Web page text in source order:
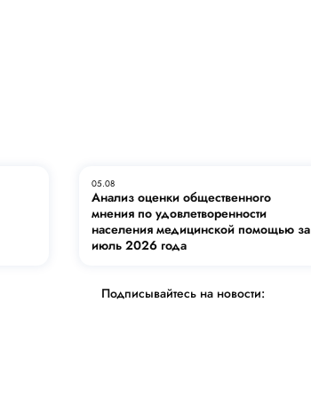
05.08
Анализ оценки общественного
мнения по удовлетворенности
населения медицинской помощью за
июль 2026 года
Подписывайтесь на новости: